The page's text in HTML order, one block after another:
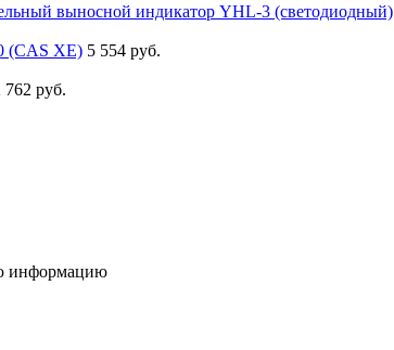
выносной индикатор YHL-3 (светодиодный)
(CAS XE) 5 554 руб.
762 руб.
информацию